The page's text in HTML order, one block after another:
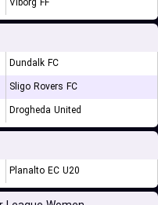
Dundalk FC
Sligo Rovers FC
Drogheda United
Planalto EC U20